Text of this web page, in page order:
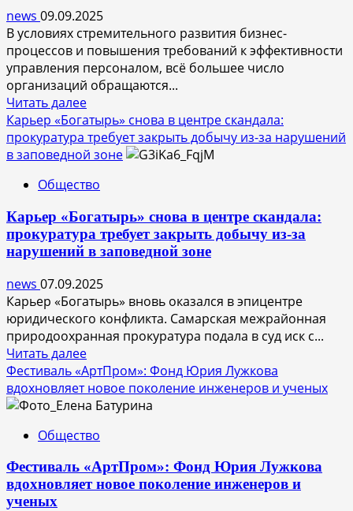
news 09.09.2025
В условиях стремительного развития бизнес-
процессов и повышения требований к эффективности
управления персоналом, всё большее число
организаций обращаются...
Читать далееПрочитать
больше
о
Аутсорсинг
современный
к
организации
корпоративного
питания
на
предприятии
Карьер «Богатырь» снова в центре скандала:
прокуратура требует закрыть добычу из-за нарушений
в заповедной зоне
Общество
Карьер «Богатырь» снова в центре скандала:
прокуратура требует закрыть добычу из-за
нарушений в заповедной зоне
news 07.09.2025
Карьер «Богатырь» вновь оказался в эпицентре
юридического конфликта. Самарская межрайонная
природоохранная прокуратура подала в суд иск с...
Читать далееПрочитать
больше
о
Карьер
снова
центре
скандала:
Фестиваль «АртПром»: Фонд Юрия Лужкова
вдохновляет новое поколение инженеров и ученых
Общество
Фестиваль «АртПром»: Фонд Юрия Лужкова
вдохновляет новое поколение инженеров и
ученых